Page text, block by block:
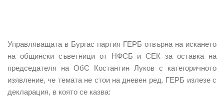
Управляващата в Бургас партия ГЕРБ отвърна на искането
на общински съветници от НФСБ и СЕК за оставка на
председателя на ОбС Костантин Луков с категоричното
изявление, че темата не стои на дневен ред. ГЕРБ излезе с
декларация, в която се казва: